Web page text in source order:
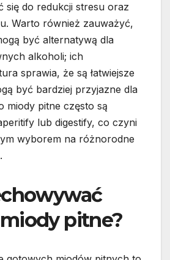
się do redukcji stresu oraz
Warto również zauważyć,
być alternatywą dla
alkoholi; ich
sprawia, że są łatwiejsze
być bardziej przyjazne dla
miody pitne często są
lub digestify, co czyni
wyborem na różnorodne
pitne?